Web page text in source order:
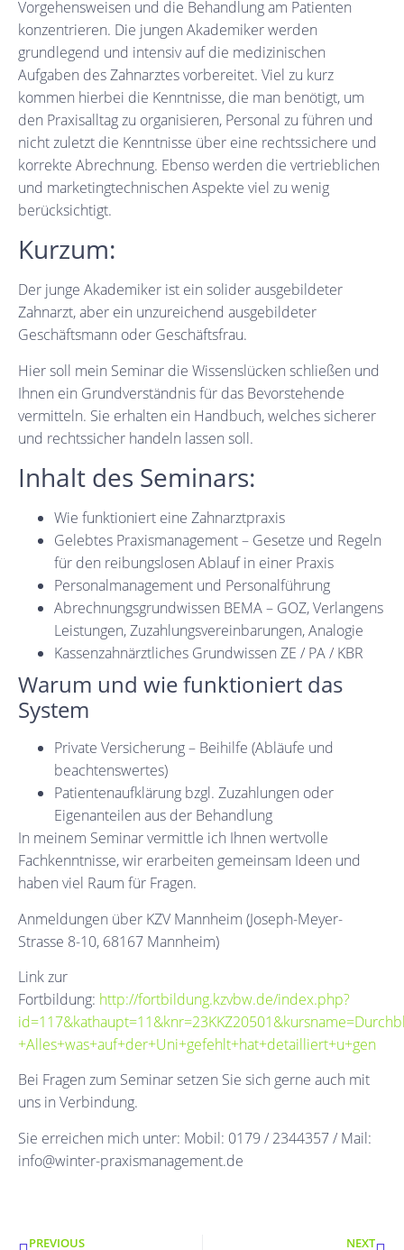
Vorgehensweisen und die Behandlung am Patienten
konzentrieren. Die jungen Akademiker werden
grundlegend und intensiv auf die medizinischen
Aufgaben des Zahnarztes vorbereitet. Viel zu kurz
kommen hierbei die Kenntnisse, die man benötigt, um
den Praxisalltag zu organisieren, Personal zu führen und
nicht zuletzt die Kenntnisse über eine rechtssichere und
korrekte Abrechnung. Ebenso werden die vertrieblichen
und marketingtechnischen Aspekte viel zu wenig
berücksichtigt.
Kurzum:
Der junge Akademiker ist ein solider ausgebildeter
Zahnarzt, aber ein unzureichend ausgebildeter
Geschäftsmann oder Geschäftsfrau.
Hier soll mein Seminar die Wissenslücken schließen und
Ihnen ein Grundverständnis für das Bevorstehende
vermitteln. Sie erhalten ein Handbuch, welches sicherer
und rechtssicher handeln lassen soll.
Inhalt des Seminars:
Wie funktioniert eine Zahnarztpraxis
Gelebtes Praxismanagement – Gesetze und Regeln
für den reibungslosen Ablauf in einer Praxis
Personalmanagement und Personalführung
Abrechnungsgrundwissen BEMA – GOZ, Verlangens
Leistungen, Zuzahlungsvereinbarungen, Analogie
Kassenzahnärztliches Grundwissen ZE / PA / KBR
Warum und wie funktioniert das
System
Private Versicherung – Beihilfe (Abläufe und
beachtenswertes)
Patientenaufklärung bzgl. Zuzahlungen oder
Eigenanteilen aus der Behandlung
In meinem Seminar vermittle ich Ihnen wertvolle
Fachkenntnisse, wir erarbeiten gemeinsam Ideen und
haben viel Raum für Fragen.
Anmeldungen über KZV Mannheim (Joseph-Meyer-
Strasse 8-10, 68167 Mannheim)
Link zur
Fortbildung: http://fortbildung.kzvbw.de/index.php?
+Alles+was+auf+der+Uni+gefehlt+hat+detailliert+u+gen
Bei Fragen zum Seminar setzen Sie sich gerne auch mit
uns in Verbindung.
Sie erreichen mich unter: Mobil: 0179 / 2344357 / Mail:
info@winter-praxismanagement.de
PREVIOUS NEXT